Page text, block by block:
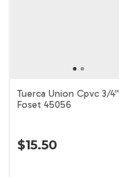
Tuerca Union Cpvc 3/4''
Foset 45056
$15.50